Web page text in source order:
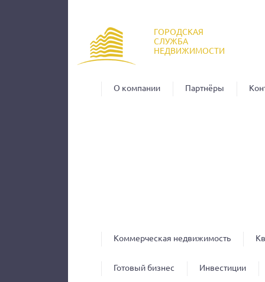
ГОРОДСКАЯ
СЛУЖБА
НЕДВИЖИМОСТИ
О компании Партнёры
Коммерческая недвижимость
Готовый бизнес Инвестиции